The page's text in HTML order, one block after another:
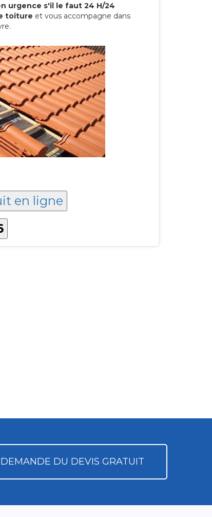
urgence s'il le faut 24 H/24
toiture et vous accompagne dans
en ligne
DEMANDE DU DEVIS GRATUIT